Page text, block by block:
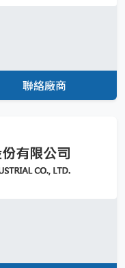
聯絡廠商